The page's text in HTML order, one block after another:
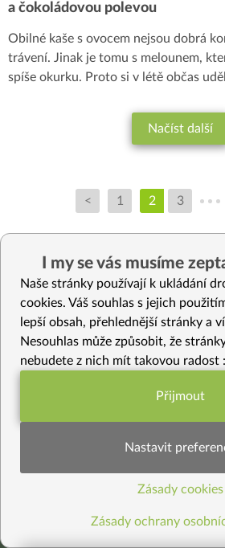
a čokoládovou polevou
Obilné kaše s ovocem nejsou dobrá
trávení. Jinak je tomu s melounem,
spíše okurku. Proto si v létě občas
Načíst další
< 1 2 3
I my se vás musíme
Naše stránky používají k ukládání
cookies. Váš souhlas s jejich
lepší obsah, přehlednější stránky a
Nesouhlas může způsobit, že
nebudete z nich mít takovou radost
Funkční nastavení
Statistiky pro lepší obsah
Přijmout
Nastavit
Zásady cookies
Zásady ochrany